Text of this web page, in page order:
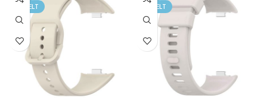
KIEMELT
KIEMELT